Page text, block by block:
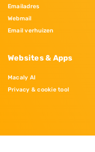
Emailadres
Webmail
Email verhuizen
Websites & Apps
Macaly AI
Privacy & cookie tool